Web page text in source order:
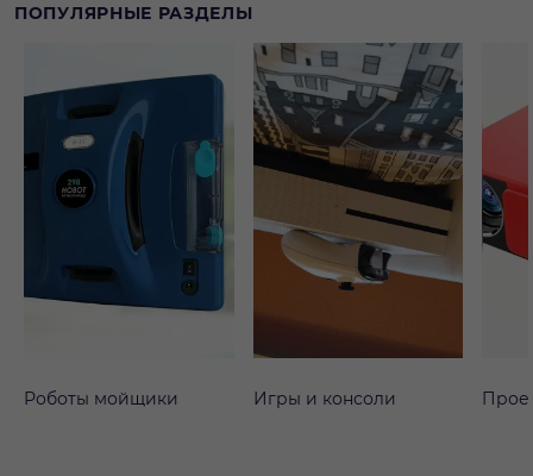
ПОПУЛЯРНЫЕ РАЗДЕЛЫ
Роботы мойщики Игры и консоли